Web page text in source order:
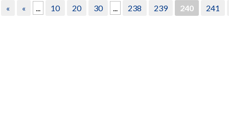
« « ... 10 20 30 ... 238 239 240 241